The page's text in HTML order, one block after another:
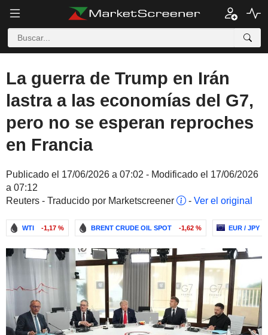
La guerra de Trump en Irán
lastra a las economías del G7,
pero no se esperan reproches
en Francia
Publicado el 17/06/2026 a 07:02 - Modificado el 17/06/2026
a 07:12
Reuters - Traducido por Marketscreener
- Ver el original
WTI -1,17 % BRENT CRUDE OIL SPOT -1,62 % EUR / JPY